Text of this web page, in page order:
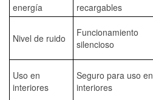
energía
recargables
Nivel de ruido
Funcionamiento
silencioso
Uso en
interiores
Seguro para uso en
interiores